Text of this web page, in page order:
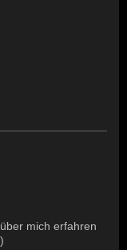
mich erfahren